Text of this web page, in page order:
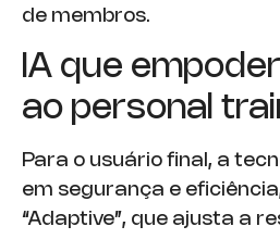
de membros.
IA que
ao personal
Para o usuário final, a
em segurança e
“Adaptive”, que ajusta a